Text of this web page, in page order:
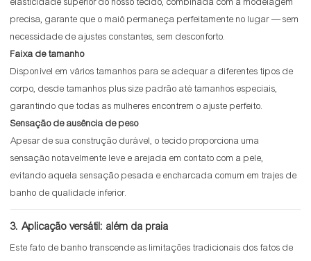
elasticidade superior do nosso tecido, combinada com a modelagem
precisa, garante que o maiô permaneça perfeitamente no lugar — sem
necessidade de ajustes constantes, sem desconforto.
Faixa de tamanho
Disponível em vários tamanhos para se adequar a diferentes tipos de
corpo, desde tamanhos plus size padrão até tamanhos especiais,
garantindo que todas as mulheres encontrem o ajuste perfeito.
Sensação de ausência de peso
Apesar de sua construção durável, o tecido proporciona uma
sensação notavelmente leve e arejada em contato com a pele,
evitando aquela sensação pesada e encharcada comum em trajes de
banho de qualidade inferior.
3. Aplicação versátil: além da praia
Este fato de banho transcende as limitações tradicionais dos fatos de